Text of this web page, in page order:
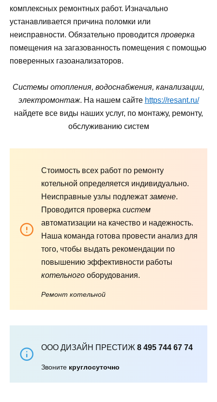
комплексных ремонтных работ. Изначально
устанавливается причина поломки или
неисправности. Обязательно проводится проверка
помещения на загазованность помещения с помощью
поверенных газоанализаторов.
Системы отопления, водоснабжения, канализации,
электромонтаж. На нашем сайте https://resant.ru/
найдете все виды наших услуг, по монтажу, ремонту,
обслуживанию систем
Стоимость всех работ по ремонту
котельной определяется индивидуально.
Неисправные узлы подлежат замене.
Проводится проверка систем
автоматизации на качество и надежность.
Наша команда готова провести анализ для
того, чтобы выдать рекомендации по
повышению эффективности работы
котельного оборудования.
Ремонт котельной
ООО ДИЗАЙН ПРЕСТИЖ 8 495 744 67 74
Звоните круглосуточно